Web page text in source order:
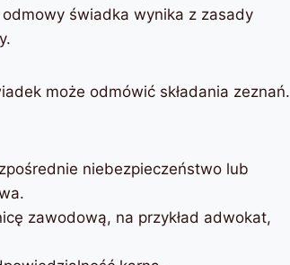
świadka wynika z zasady
może odmówić składania zeznań.
niebezpieczeństwo lub
zawodową, na przykład adwokat,